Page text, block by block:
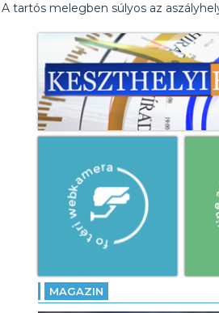
A tartós melegben súlyos az
MAGAZIN